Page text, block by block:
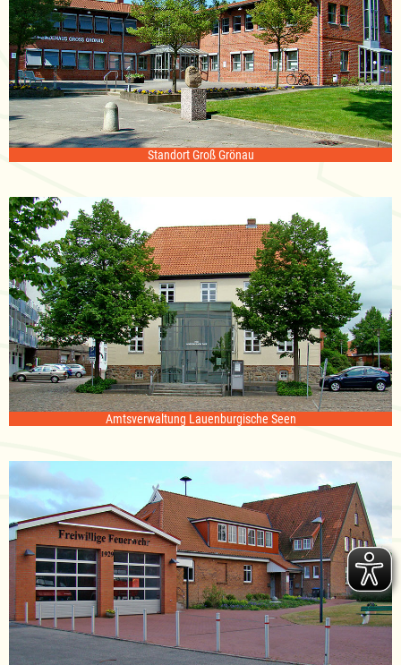
Standort Groß Grönau
Amtsverwaltung Lauenburgische Seen